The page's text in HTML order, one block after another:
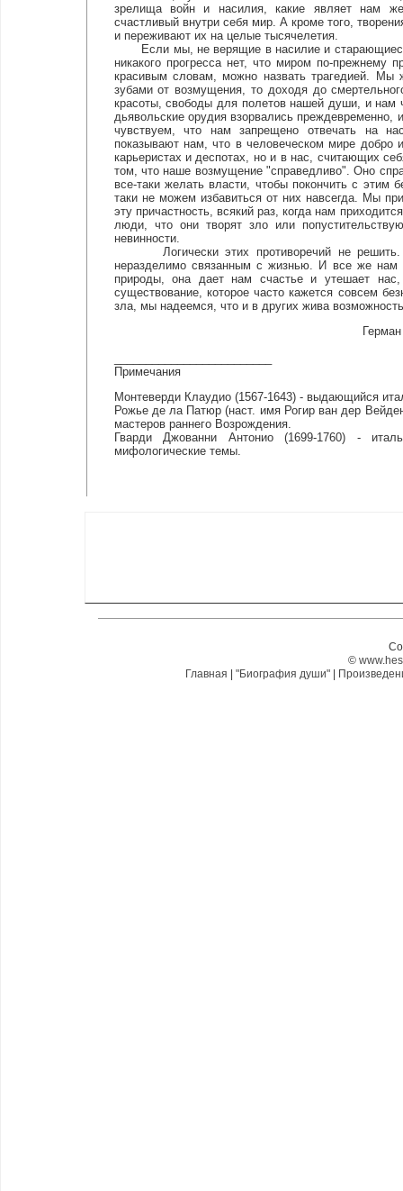
зрелища войн и насилия, какие являет нам
счастливый внутри себя мир. А кроме того,
и переживают их на целые тысячелетия.
Если мы, не верящие в насилие и старающиеся
никакого прогресса нет, что миром по-
красивым словам, можно назвать трагедией.
зубами от возмущения, то доходя до
красоты, свободы для полетов нашей души, и нам
дьявольские орудия взорвались
чувствуем, что нам запрещено отвечать на
показывают нам, что в человеческом мире добро
карьеристах и деспотах, но и в нас, считающих
том, что наше возмущение "справедливо". Оно
все-таки желать власти, чтобы покончить с
таки не можем избавиться от них навсегда. Мы
эту причастность, всякий раз, когда нам
люди, что они творят зло или
невинности.
Логически этих противоречий не решить.
неразделимо связанным с жизнью. И все же нам
природы, она дает нам счастье и утешает
существование, которое часто кажется совсем
зла, мы надеемся, что и в других жива
Примечания
Монтеверди Клаудио (1567-1643) - выдающийся
Рожье де ла Патюр (наст. имя Рогир ван дер
мастеров раннего Возрождения.
Гварди Джованни Антонио (1699-1760) -
мифологические темы.
©
Главная
"Биография души"